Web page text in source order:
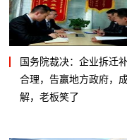
国务院裁决：企业拆迁
合理，告赢地方政府，
解，老板笑了